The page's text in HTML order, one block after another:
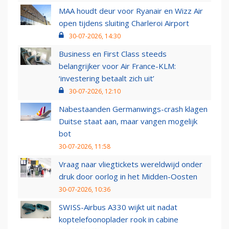
MAA houdt deur voor Ryanair en Wizz Air
open tijdens sluiting Charleroi Airport
30-07-2026, 14:30
Business en First Class steeds
belangrijker voor Air France-KLM:
‘investering betaalt zich uit’
30-07-2026, 12:10
Nabestaanden Germanwings-crash klagen
Duitse staat aan, maar vangen mogelijk
bot
30-07-2026, 11:58
Vraag naar vliegtickets wereldwijd onder
druk door oorlog in het Midden-Oosten
30-07-2026, 10:36
SWISS-Airbus A330 wijkt uit nadat
koptelefoonoplader rook in cabine